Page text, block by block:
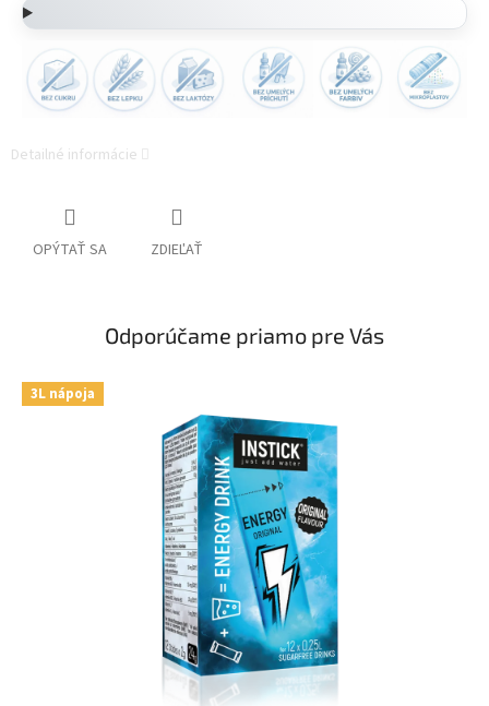
Detailné informácie
OPÝTAŤ SA ZDIEĽAŤ
Odporúčame priamo pre Vás
3L nápoja